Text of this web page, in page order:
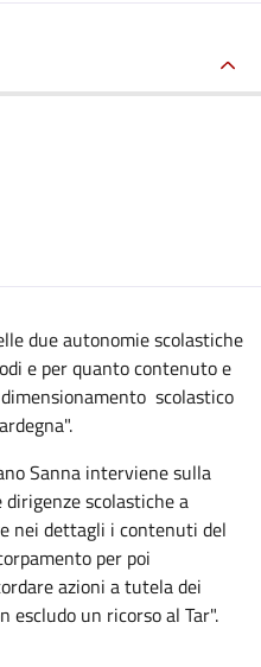
due autonomie scolastiche
e per quanto contenuto e
scolastico
Sanna interviene sulla
scolastiche a
nei dettagli i contenuti del
per poi
azioni a tutela dei
un ricorso al Tar".